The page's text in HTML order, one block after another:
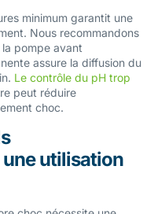
minimum garantit une
Nous recommandons
pompe avant
assure la diffusion du
Le contrôle du pH trop
peut réduire
choc.
utilisation